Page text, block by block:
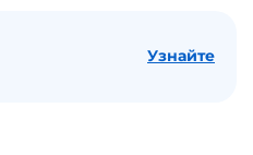
Узнайте